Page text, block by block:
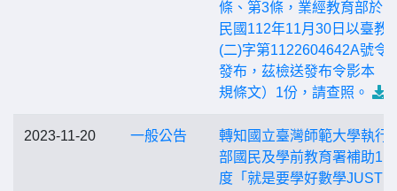
條、第3條，業經教育部於
民國112年11月30日以臺教
(二)字第1122604642A號令
發布，茲檢送發布令影本（
規條文）1份，請查照。
2023-11-20 一般公告
轉知國立臺灣師範大學執行
部國民及學前教育署補助
度「就是要學好數學JUST